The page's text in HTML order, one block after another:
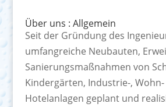
Über uns : Allgemein
Seit der Gründung des
umfangreiche Neubauten,
Sanierungsmaßnahmen von
Kindergärten, Industrie-,
Hotelanlagen geplant und